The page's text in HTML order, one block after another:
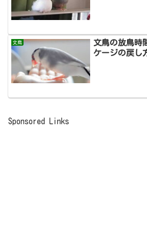
文鳥
文鳥の放鳥時
ケージの戻し
Sponsored Links